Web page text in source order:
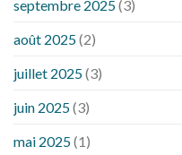
septembre 2025(3)
août 2025(2)
juillet 2025(3)
juin 2025(3)
mai 2025(1)